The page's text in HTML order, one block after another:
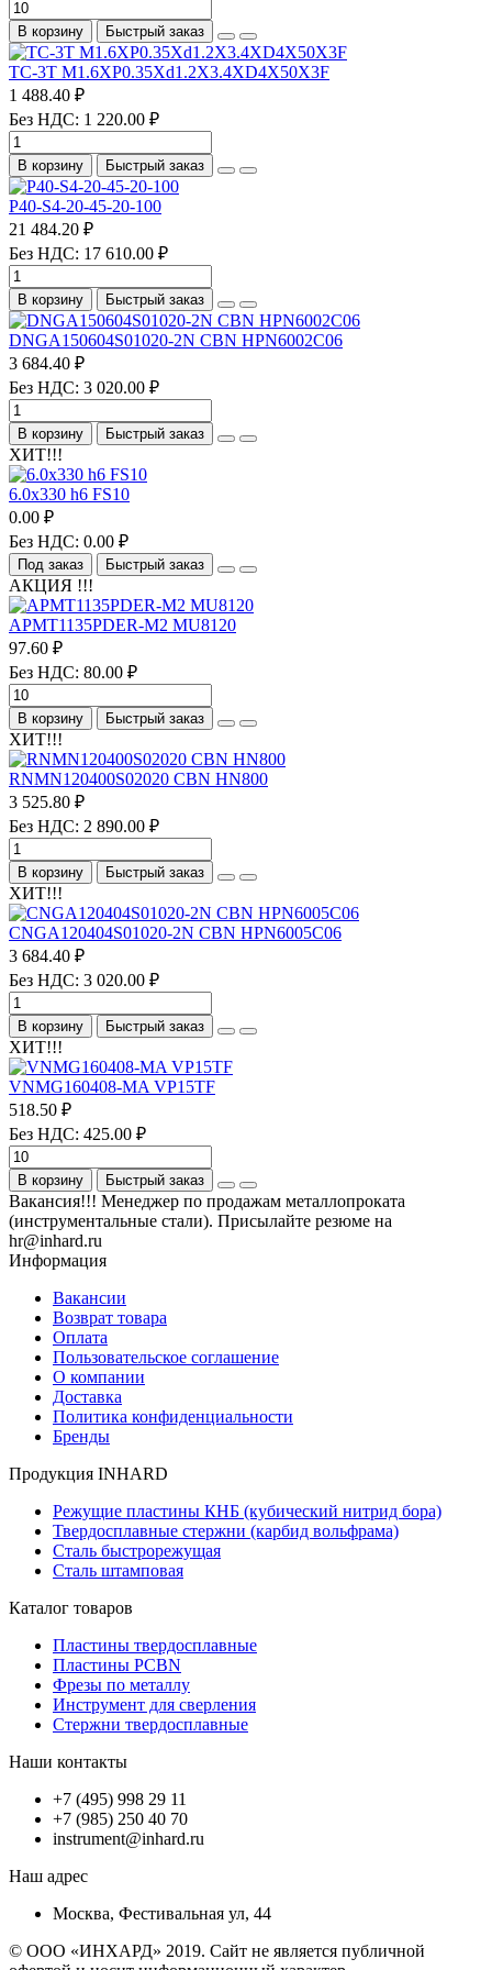
В корзину Быстрый заказ
TC-3T M1.6XP0.35Xd1.2X3.4XD4X50X3F
1 488.40 ₽
Без НДС: 1 220.00 ₽
В корзину Быстрый заказ
P40-S4-20-45-20-100
21 484.20 ₽
Без НДС: 17 610.00 ₽
В корзину Быстрый заказ
DNGA150604S01020-2N CBN HPN6002C06
3 684.40 ₽
Без НДС: 3 020.00 ₽
В корзину Быстрый заказ
ХИТ!!!
6.0х330 h6 FS10
0.00 ₽
Без НДС: 0.00 ₽
Под заказ Быстрый заказ
АКЦИЯ !!!
APMT1135PDER-M2 MU8120
97.60 ₽
Без НДС: 80.00 ₽
В корзину Быстрый заказ
ХИТ!!!
RNMN120400S02020 CBN HN800
3 525.80 ₽
Без НДС: 2 890.00 ₽
В корзину Быстрый заказ
ХИТ!!!
CNGA120404S01020-2N CBN HPN6005C06
3 684.40 ₽
Без НДС: 3 020.00 ₽
В корзину Быстрый заказ
ХИТ!!!
VNMG160408-MA VP15TF
518.50 ₽
Без НДС: 425.00 ₽
В корзину Быстрый заказ
Вакансия!!! Менеджер по продажам металлопроката
(инструментальные стали). Присылайте резюме на
hr@inhard.ru
Информация
Вакансии
Возврат товара
Оплата
Пользовательское соглашение
О компании
Доставка
Политика конфиденциальности
Бренды
Продукция INHARD
Режущие пластины КНБ (кубический нитрид бора)
Твердосплавные стержни (карбид вольфрама)
Сталь быстрорежущая
Сталь штамповая
Каталог товаров
Пластины твердосплавные
Пластины PCBN
Фрезы по металлу
Инструмент для сверления
Стержни твердосплавные
Наши контакты
+7 (495) 998 29 11
+7 (985) 250 40 70
instrument@inhard.ru
Наш адрес
Москва, Фестивальная ул, 44
© ООО «ИНХАРД» 2019. Сайт не является публичной